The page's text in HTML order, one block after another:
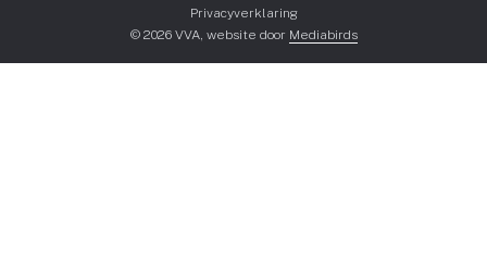
Privacyverklaring
© 2026 VVA, website door Mediabirds